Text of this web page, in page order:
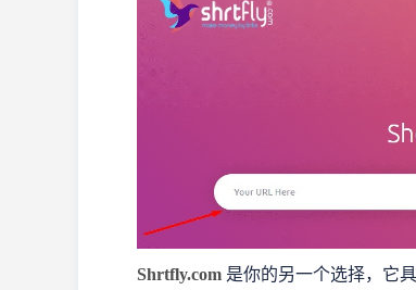
Shrtfly.com 是你的另一个选择，它